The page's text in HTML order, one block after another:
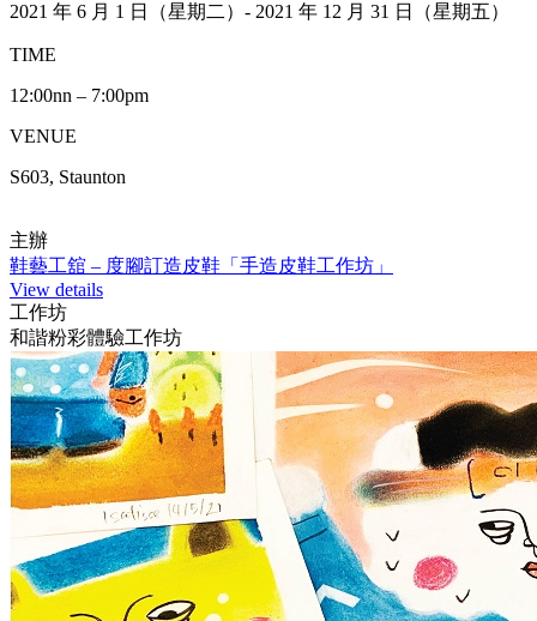
2021 年 6 月 1 日（星期二）- 2021 年 12 月 31 日（星期五）
TIME
12:00nn – 7:00pm
VENUE
S603, Staunton
主辦
鞋藝工舘 – 度腳訂造皮鞋「手造皮鞋工作坊」
View details
工作坊
和諧粉彩體驗工作坊